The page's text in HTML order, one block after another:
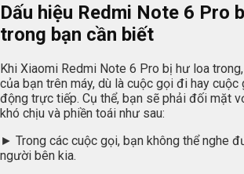
Dấu hiệu Redmi Note 6 Pro
trong bạn cần biết
Khi Xiaomi Redmi Note 6 Pro bị hư loa
của bạn trên máy, dù là cuộc gọi đi hay
động trực tiếp. Cụ thể, bạn sẽ phải đối mặt
khó chịu và phiền toái như sau:
► Trong các cuộc gọi, bạn không thể nghe
người bên kia.